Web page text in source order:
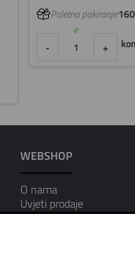
Paletno pakiranje:160
- +
WEBSHOP
O nama
Uvjeti prodaje
Osobni podatci i obrada